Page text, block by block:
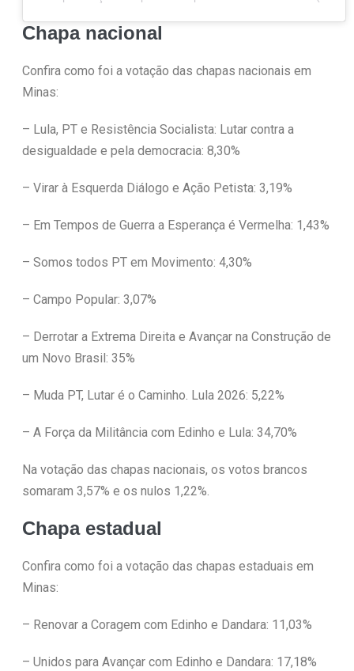
Chapa nacional
Confira como foi a votação das chapas nacionais em
Minas:
– Lula, PT e Resistência Socialista: Lutar contra a
desigualdade e pela democracia: 8,30%
– Virar à Esquerda Diálogo e Ação Petista: 3,19%
– Em Tempos de Guerra a Esperança é Vermelha: 1,43%
– Somos todos PT em Movimento: 4,30%
– Campo Popular: 3,07%
– Derrotar a Extrema Direita e Avançar na Construção de
um Novo Brasil: 35%
– Muda PT, Lutar é o Caminho. Lula 2026: 5,22%
– A Força da Militância com Edinho e Lula: 34,70%
Na votação das chapas nacionais, os votos brancos
somaram 3,57% e os nulos 1,22%.
Chapa estadual
Confira como foi a votação das chapas estaduais em
Minas:
– Renovar a Coragem com Edinho e Dandara: 11,03%
– Unidos para Avançar com Edinho e Dandara: 17,18%